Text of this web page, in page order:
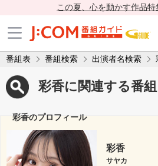
この夏、心を動かす作品特
番組表 番組検索 出演者名検索
彩香に関連する番組
彩香のプロフィール
彩香
サヤカ